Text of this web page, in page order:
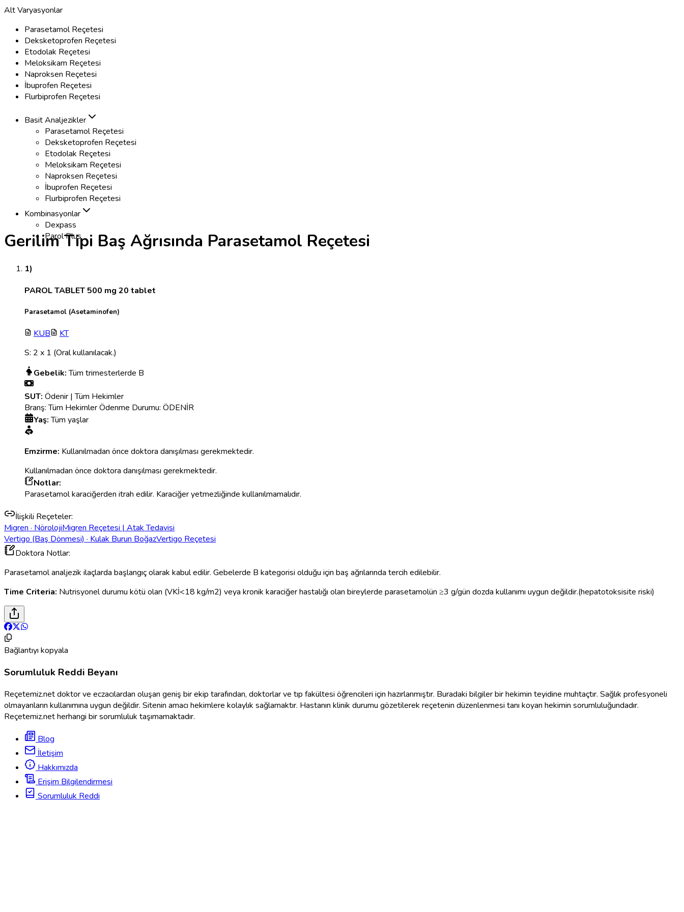
Alt Varyasyonlar
Parasetamol Reçetesi
Deksketoprofen Reçetesi
Etodolak Reçetesi
Meloksikam Reçetesi
Naproksen Reçetesi
İbuprofen Reçetesi
Flurbiprofen Reçetesi
Basit Analjezikler
Parasetamol Reçetesi
Deksketoprofen Reçetesi
Etodolak Reçetesi
Meloksikam Reçetesi
Naproksen Reçetesi
İbuprofen Reçetesi
Flurbiprofen Reçetesi
Kombinasyonlar
Dexpass
Parol Plus
Gerilim Tipi Baş Ağrısında Parasetamol Reçetesi
1)
PAROL TABLET 500 mg 20 tablet
Parasetamol (Asetaminofen)
KUB
KT
S: 2 x 1 (Oral kullanılacak.)
Gebelik: Tüm trimesterlerde B
SUT: Ödenir | Tüm Hekimler
Branş: Tüm Hekimler Ödenme Durumu: ÖDENİR
Yaş: Tüm yaşlar
Emzirme: Kullanılmadan önce doktora danışılması gerekmektedir.
Kullanılmadan önce doktora danışılması gerekmektedir.
Notlar:
Parasetamol karaciğerden itrah edilir. Karaciğer yetmezliğinde kullanılmamalıdır.
İlişkili Reçeteler:
Migren · NörolojiMigren Reçetesi | Atak Tedavisi
Vertigo (Baş Dönmesi) · Kulak Burun BoğazVertigo Reçetesi
Doktora Notlar:
Parasetamol analjezik ilaçlarda başlangıç olarak kabul edilir. Gebelerde B kategorisi olduğu için baş ağrılarında tercih edilebilir.
Time Criteria: Nutrisyonel durumu kötü olan (VKİ<18 kg/m2) veya kronik karaciğer hastalığı olan bireylerde parasetamolün ≥3 g/gün dozda kullanımı uygun değildir.(hepatotoksisite riski)
Bağlantıyı kopyala
Sorumluluk Reddi Beyanı
Reçetemiz.net doktor ve eczacılardan oluşan geniş bir ekip tarafından, doktorlar ve tıp fakültesi öğrencileri için hazırlanmıştır. Buradaki bilgiler bir hekimin teyidine muhtaçtır. Sağlık profesyoneli
olmayanların kullanımına uygun değildir. Sitenin amacı hekimlere kolaylık sağlamaktır. Hastanın klinik durumu gözetilerek reçetenin düzenlenmesi tanı koyan hekimin sorumluluğundadır.
Reçetemiz.net herhangi bir sorumluluk taşımamaktadır.
Blog
İletişim
Hakkımızda
Erişim Bilgilendirmesi
Sorumluluk Reddi